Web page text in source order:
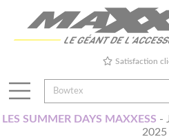
Satisfaction
LES SUMMER DAYS MAXXESS -
2025